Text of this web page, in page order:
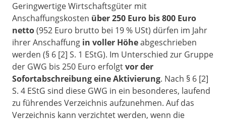
Geringwertige Wirtschaftsgüter mit
Anschaffungskosten über 250 Euro bis 800 Euro
netto(952 Euro brutto bei 19 % USt) dürfen im Jahr
ihrer Anschaffung in voller Höheabgeschrieben
werden (§ 6 [2] S. 1 EStG). Im Unterschied zur Gruppe
der GWG bis 250 Euro erfolgtvor der
Sofortabschreibung eine Aktivierung. Nach § 6 [2]
S. 4 EStG sind diese GWG in ein besonderes, laufend
zu führendes Verzeichnis aufzunehmen. Auf das
Verzeichnis kann verzichtet werden, wenn die